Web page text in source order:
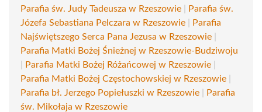
Parafia św. Judy Tadeusza w Rzeszowie
Parafia św.
Józefa Sebastiana Pelczara w Rzeszowie
Parafia
Najświętszego Serca Pana Jezusa w Rzeszowie
Parafia Matki Bożej Śnieżnej w Rzeszowie-Budziwoju
Parafia Matki Bożej Różańcowej w Rzeszowie
Parafia Matki Bożej Częstochowskiej w Rzeszowie
Parafia bł. Jerzego Popiełuszki w Rzeszowie
Parafia
św. Mikołaja w Rzeszowie